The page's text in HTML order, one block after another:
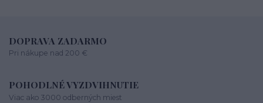
DOPRAVA ZADARMO
Pri nákupe nad 200 €
POHODLNÉ VYZDVIHNUTIE
Viac ako 3000 odberných miest